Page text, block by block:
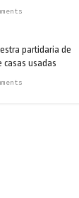
partidaria de
casas usadas